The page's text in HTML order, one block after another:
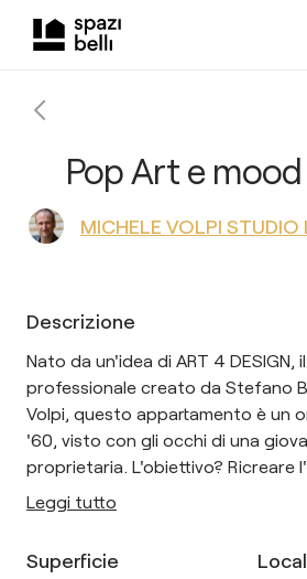
Pop Art e
MICHELE VOLPI STUDIO
Descrizione
Nato da un'idea di ART 4 DESIGN,
professionale creato da Stefano
Volpi, questo appartamento è un
'60, visto con gli occhi di una
proprietaria. L'obiettivo? Ricreare
Leggi tutto
Superficie